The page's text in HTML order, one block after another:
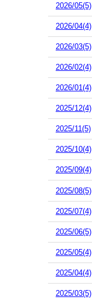
2026/05(5)
2026/04(4)
2026/03(5)
2026/02(4)
2026/01(4)
2025/12(4)
2025/11(5)
2025/10(4)
2025/09(4)
2025/08(5)
2025/07(4)
2025/06(5)
2025/05(4)
2025/04(4)
2025/03(5)